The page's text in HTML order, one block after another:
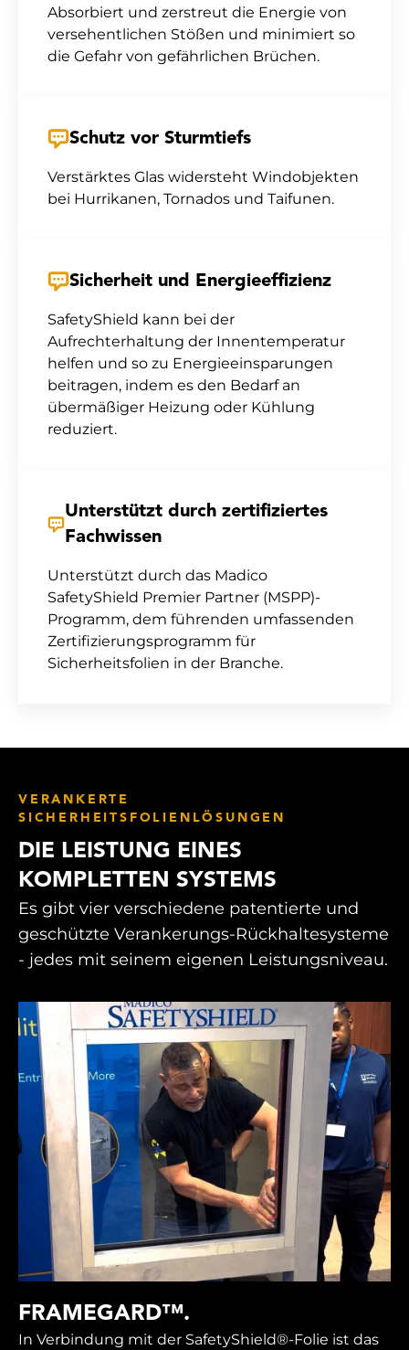
Absorbiert und zerstreut die Energie von
versehentlichen Stößen und minimiert so
die Gefahr von gefährlichen Brüchen.
Schutz vor Sturmtiefs
Verstärktes Glas widersteht Windobjekten
bei Hurrikanen, Tornados und Taifunen.
Sicherheit und Energieeffizienz
SafetyShield kann bei der
Aufrechterhaltung der Innentemperatur
helfen und so zu Energieeinsparungen
beitragen, indem es den Bedarf an
übermäßiger Heizung oder Kühlung
reduziert.
Unterstützt durch zertifiziertes
Fachwissen
Unterstützt durch das Madico
SafetyShield Premier Partner (MSPP)-
Programm, dem führenden umfassenden
Zertifizierungsprogramm für
Sicherheitsfolien in der Branche.
VERANKERTE
SICHERHEITSFOLIENLÖSUNGEN
DIE LEISTUNG EINES
KOMPLETTEN SYSTEMS
Es gibt vier verschiedene patentierte und
geschützte Verankerungs-Rückhaltesysteme
- jedes mit seinem eigenen Leistungsniveau.
FRAMEGARD™.
In Verbindung mit der SafetyShield®-Folie ist das